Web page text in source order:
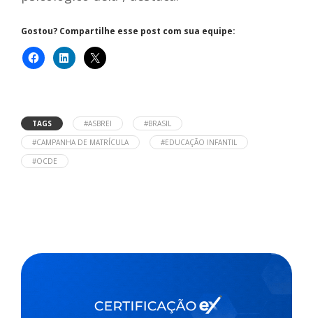
Gostou? Compartilhe esse post com sua equipe:
TAGS #ASBREI
#BRASIL
#CAMPANHA DE MATRÍCULA
#EDUCAÇÃO INFANTIL
#OCDE